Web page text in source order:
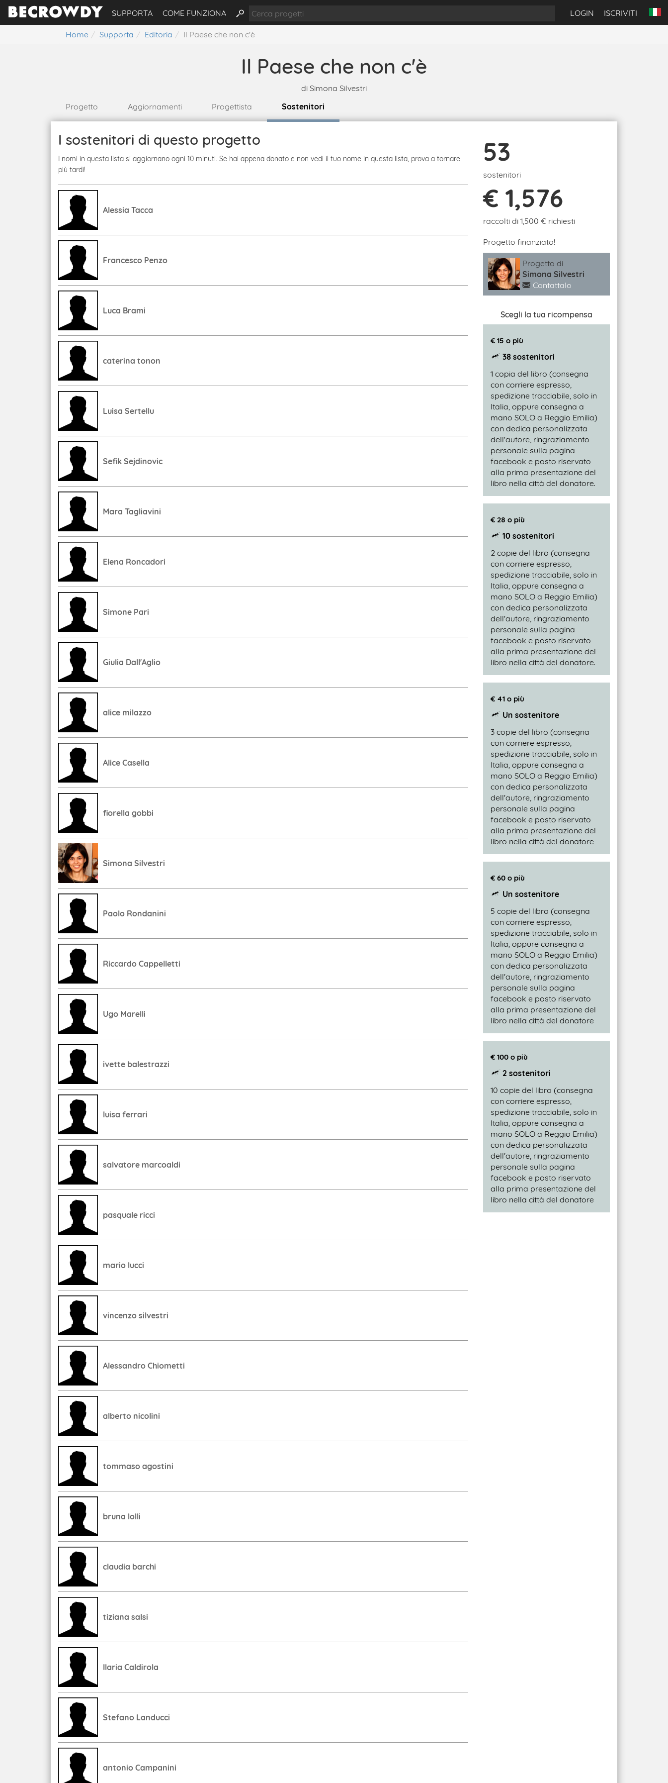
SUPPORTA COME FUNZIONA ISCRIVITI
LOGIN
Home Supporta Editoria Il Paese che non c'è
Il Paese che non c'è
di Simona Silvestri
Progetto
Aggiornamenti Progettista Sostenitori
I sostenitori di questo progetto
I nomi in questa lista si aggiornano ogni 10 minuti. Se hai appena donato e non vedi il tuo nome in questa lista, prova a tornare
più tardi!
Alessia Tacca
Francesco Penzo
Luca Brami
caterina tonon
Luisa Sertellu
Sefik Sejdinovic
Mara Tagliavini
Elena Roncadori
Simone Pari
Giulia Dall'Aglio
alice milazzo
Alice Casella
fiorella gobbi
Simona Silvestri
Paolo Rondanini
Riccardo Cappelletti
Ugo Marelli
ivette balestrazzi
luisa ferrari
salvatore marcoaldi
pasquale ricci
mario lucci
vincenzo silvestri
Alessandro Chiometti
alberto nicolini
tommaso agostini
bruna lolli
claudia barchi
tiziana salsi
Ilaria Caldirola
Stefano Landucci
antonio Campanini
53
sostenitori
€ 1,576
raccolti di 1,500 € richiesti
Progetto finanziato!
Progetto di
Simona Silvestri
Contattalo
Scegli la tua ricompensa
€ 15 o più
38 sostenitori
1 copia del libro (consegna
con corriere espresso,
spedizione tracciabile, solo in
Italia, oppure consegna a
mano SOLO a Reggio Emilia)
con dedica personalizzata
dell'autore, ringraziamento
personale sulla pagina
facebook e posto riservato
alla prima presentazione del
libro nella città del donatore.
€ 28 o più
10 sostenitori
2 copie del libro (consegna
con corriere espresso,
spedizione tracciabile, solo in
Italia, oppure consegna a
mano SOLO a Reggio Emilia)
con dedica personalizzata
dell'autore, ringraziamento
personale sulla pagina
facebook e posto riservato
alla prima presentazione del
libro nella città del donatore.
€ 41 o più
Un sostenitore
3 copie del libro (consegna
con corriere espresso,
spedizione tracciabile, solo in
Italia, oppure consegna a
mano SOLO a Reggio Emilia)
con dedica personalizzata
dell'autore, ringraziamento
personale sulla pagina
facebook e posto riservato
alla prima presentazione del
libro nella città del donatore
€ 60 o più
Un sostenitore
5 copie del libro (consegna
con corriere espresso,
spedizione tracciabile, solo in
Italia, oppure consegna a
mano SOLO a Reggio Emilia)
con dedica personalizzata
dell'autore, ringraziamento
personale sulla pagina
facebook e posto riservato
alla prima presentazione del
libro nella città del donatore
€ 100 o più
2 sostenitori
10 copie del libro (consegna
con corriere espresso,
spedizione tracciabile, solo in
Italia, oppure consegna a
mano SOLO a Reggio Emilia)
con dedica personalizzata
dell'autore, ringraziamento
personale sulla pagina
facebook e posto riservato
alla prima presentazione del
libro nella città del donatore